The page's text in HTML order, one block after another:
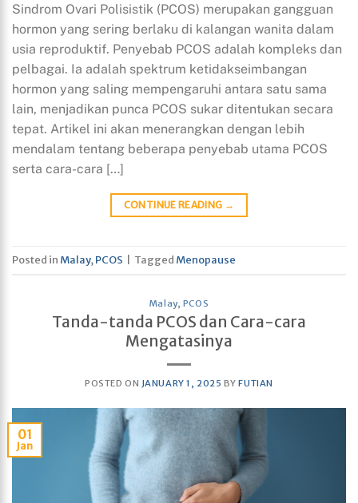
Sindrom Ovari Polisistik (PCOS) merupakan gangguan
hormon yang sering berlaku di kalangan wanita dalam
usia reproduktif. Penyebab PCOS adalah kompleks dan
pelbagai. Ia adalah spektrum ketidakseimbangan
hormon yang saling mempengaruhi antara satu sama
lain, menjadikan punca PCOS sukar ditentukan secara
tepat. Artikel ini akan menerangkan dengan lebih
mendalam tentang beberapa penyebab utama PCOS
serta cara-cara […]
CONTINUE READING →
Posted in Malay, PCOS Tagged Menopause
Malay, PCOS
Tanda-tanda PCOS dan Cara-cara
Mengatasinya
POSTED ON JANUARY 1, 2025 BYFUTIAN
01
Jan